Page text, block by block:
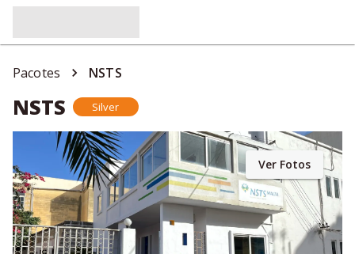
Pacotes NSTS
NSTS Silver
Ver Fotos